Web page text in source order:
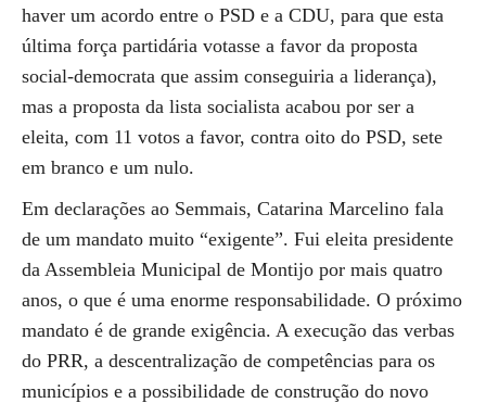
haver um acordo entre o PSD e a CDU, para que esta
última força partidária votasse a favor da proposta
social-democrata que assim conseguiria a liderança),
mas a proposta da lista socialista acabou por ser a
eleita, com 11 votos a favor, contra oito do PSD, sete
em branco e um nulo.
Em declarações ao Semmais, Catarina Marcelino fala
de um mandato muito “exigente”. Fui eleita presidente
da Assembleia Municipal de Montijo por mais quatro
anos, o que é uma enorme responsabilidade. O próximo
mandato é de grande exigência. A execução das verbas
do PRR, a descentralização de competências para os
municípios e a possibilidade de construção do novo